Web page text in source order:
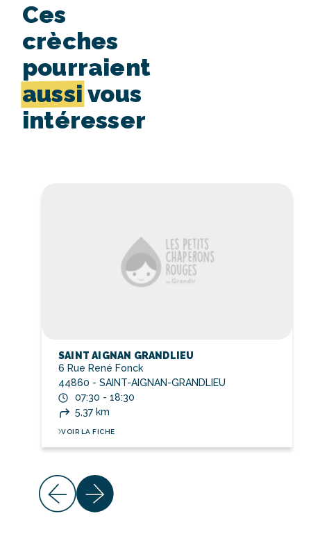
Ces
crèches
pourraient
aussi vous
intéresser
SAINT AIGNAN GRANDLIEU
6 Rue René Fonck
44860 - SAINT-AIGNAN-GRANDLIEU
07:30 - 18:30
5,37 km
VOIR LA FICHE